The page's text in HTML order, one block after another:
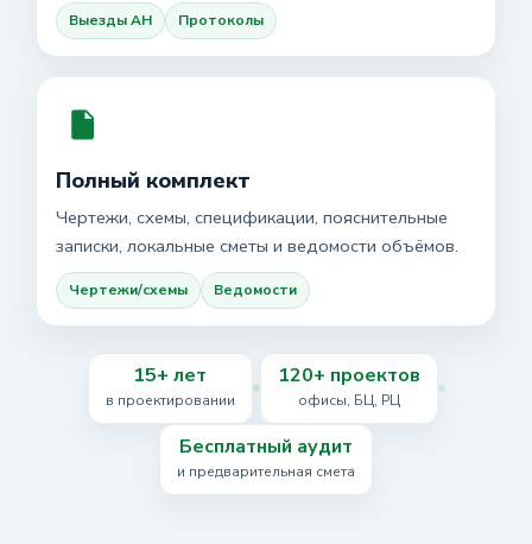
Выезды АН Протоколы
Полный комплект
Чертежи, схемы, спецификации, пояснительные
записки, локальные сметы и ведомости объёмов.
Чертежи/схемы Ведомости
15+ лет
в проектировании
120+ проектов
офисы, БЦ, РЦ
Бесплатный аудит
и предварительная смета